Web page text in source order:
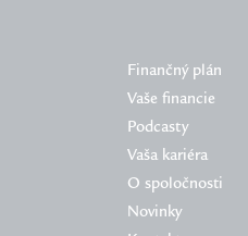
Finančný plán
Vaše financie
Podcasty
Vaša kariéra
O spoločnosti
Novinky